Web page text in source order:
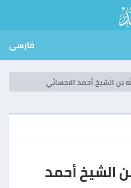
فارسی
بن الشيخ أحمد الاحسائي
الشيخ أحمد